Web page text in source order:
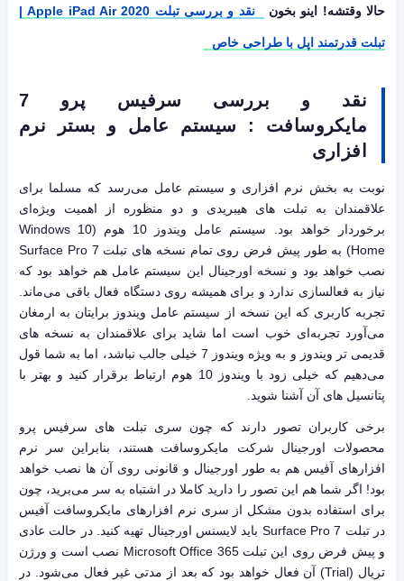
حالا وقتشه! اینو بخون نقد و بررسی تبلت Apple iPad Air 2020 |
تبلت قدرتمند اپل با طراحی خاص
نقد و بررسی سرفیس پرو 7
مایکروسافت : سیستم عامل و بستر نرم
افزاری
نوبت به بخش نرم افزاری و سیستم عامل می‌رسد که مسلما برای
علاقمندان به تبلت های هیبریدی و دو منظوره از اهمیت ویژه‌ای
برخوردار خواهد بود. سیستم عامل ویندوز 10 هوم (Windows 10
Home) به طور پیش فرض روی تمام نسخه های تبلت Surface Pro 7
نصب خواهد بود و نسخه اورجینال این سیستم عامل هم خواهد بود که
نیاز به فعالسازی ندارد و برای همیشه روی دستگاه فعال باقی می‌ماند.
تجربه کاربری که این نسخه از سیستم عامل ویندوز برایتان به ارمغان
می‌آورد تجربه‌ای خوب است اما شاید برای علاقمندان به نسخه های
قدیمی تر ویندوز و به ویژه ویندوز 7 خیلی جالب نباشد، اما به شما قول
می‌دهیم که خیلی زود با ویندوز 10 هوم ارتباط برقرار کنید و بهتر با
پتانسیل های آن آشنا شوید.
برخی کاربران تصور دارند که چون سری تبلت های سرفیس پرو
محصولات اورجینال شرکت مایکروسافت هستند، بنابراین سر نرم
افزارهای آفیس هم به طور اورجینال و قانونی روی آن ها نصب خواهد
بود! اگر شما هم این تصور را دارید کاملا در اشتباه به سر می‌برید، چون
برای استفاده بدون مشکل از سری نرم افزارهای مایکروسافت آفیس
در تبلت Surface Pro 7 باید لایسنس اورجینال تهیه کنید. در حالت عادی
و پیش فرض روی این تبلت Microsoft Office 365 نصب است و ورژن
تریال (Trial) آن فعال خواهد بود که بعد از مدتی غیر فعال می‌شود. در